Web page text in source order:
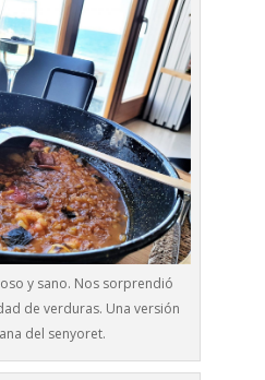
y sano. Nos sorprendió
de verduras. Una versión
del senyoret.